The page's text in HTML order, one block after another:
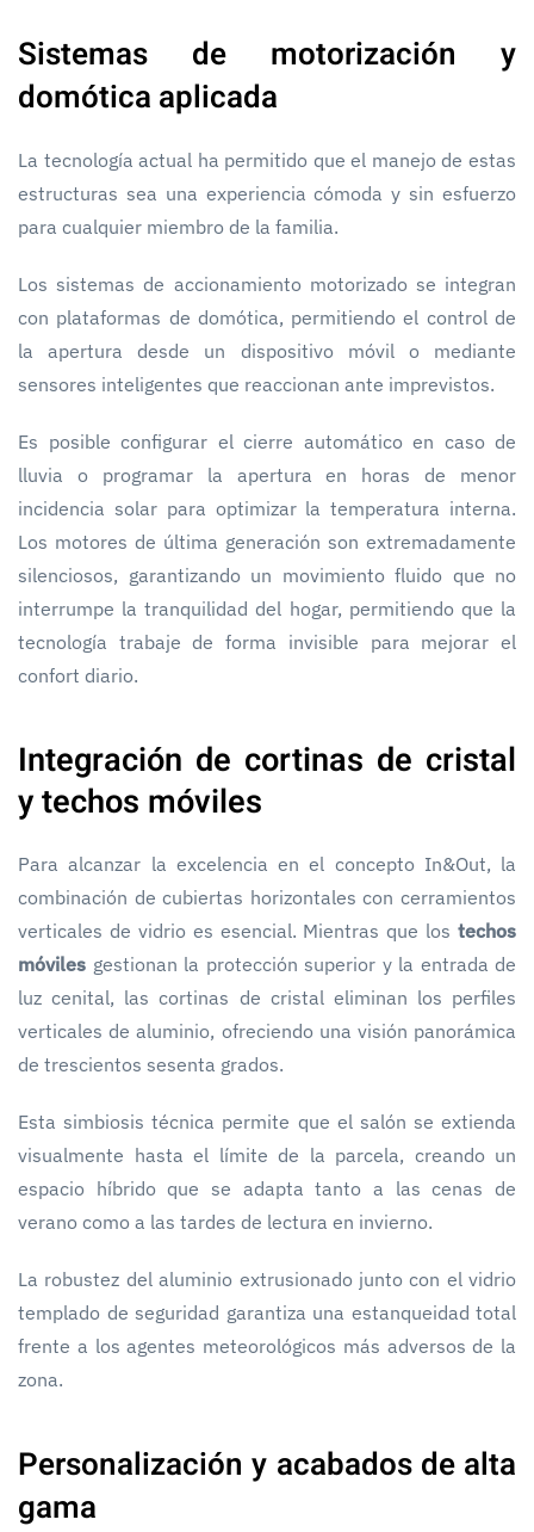
Sistemas de motorización y
domótica aplicada
La tecnología actual ha permitido que el manejo de estas
estructuras sea una experiencia cómoda y sin esfuerzo
para cualquier miembro de la familia.
Los sistemas de accionamiento motorizado se integran
con plataformas de domótica, permitiendo el control de
la apertura desde un dispositivo móvil o mediante
sensores inteligentes que reaccionan ante imprevistos.
Es posible configurar el cierre automático en caso de
lluvia o programar la apertura en horas de menor
incidencia solar para optimizar la temperatura interna.
Los motores de última generación son extremadamente
silenciosos, garantizando un movimiento fluido que no
interrumpe la tranquilidad del hogar, permitiendo que la
tecnología trabaje de forma invisible para mejorar el
confort diario.
Integración de cortinas de cristal
y techos móviles
Para alcanzar la excelencia en el concepto In&Out, la
combinación de cubiertas horizontales con cerramientos
verticales de vidrio es esencial. Mientras que los techos
móviles gestionan la protección superior y la entrada de
luz cenital, las cortinas de cristal eliminan los perfiles
verticales de aluminio, ofreciendo una visión panorámica
de trescientos sesenta grados.
Esta simbiosis técnica permite que el salón se extienda
visualmente hasta el límite de la parcela, creando un
espacio híbrido que se adapta tanto a las cenas de
verano como a las tardes de lectura en invierno.
La robustez del aluminio extrusionado junto con el vidrio
templado de seguridad garantiza una estanqueidad total
frente a los agentes meteorológicos más adversos de la
zona.
Personalización y acabados de alta
gama